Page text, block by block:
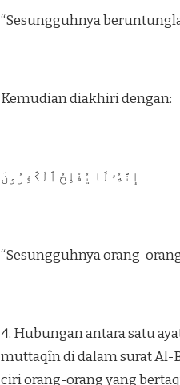
“Sesungguhnya
Kemudian diakhiri dengan:
إِنَّهُۥ لَا يُفْلِحُ ٱلْكَٰفِرُونَ
“Sesungguhnya orang-
4. Hubungan antara satu
muttaqîn di dalam surat Al-
ciri orang-orang yang